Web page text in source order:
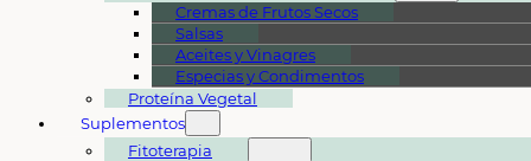
Cremas de Frutos Secos
Salsas
Aceites y Vinagres
Especias y Condimentos
Proteína Vegetal
Suplementos
Fitoterapia